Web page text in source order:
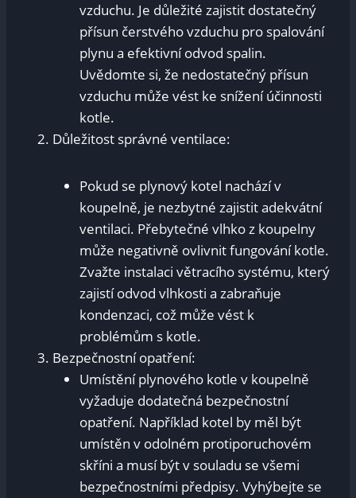
vzduchu. Je důležité zajistit dostatečný
přísun čerstvého vzduchu pro spalování
plynu a efektivní odvod spalin.
Uvědomte si, že nedostatečný přísun
vzduchu může vést ke snížení účinnosti
kotle.
Důležitost správné ventilace:
Pokud se plynový kotel nachází v
koupelně, je nezbytné zajistit adekvátní
ventilaci. Přebytečné vlhko z koupelny
může negativně ovlivnit fungování kotle.
Zvažte instalaci větracího systému, který
zajistí odvod vlhkosti a zabraňuje
kondenzaci, což může vést k
problémům s kotle.
Bezpečnostní opatření:
Umístění plynového kotle v koupelně
vyžaduje dodatečná bezpečnostní
opatření. Například kotel by měl být
umístěn v odolném protiporuchovém
skříni a musí být v souladu se všemi
bezpečnostními předpisy. Vyhýbejte se